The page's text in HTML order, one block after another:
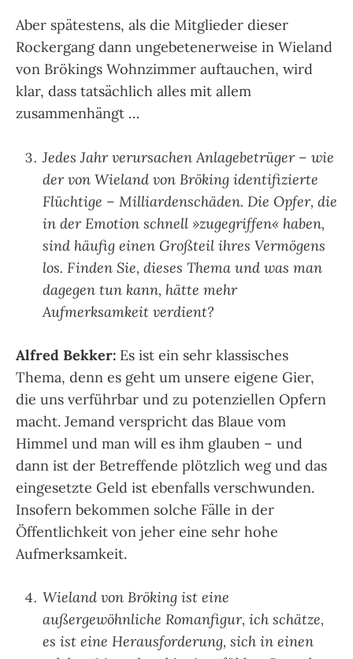
Aber spätestens, als die Mitglieder dieser
Rockergang dann ungebetenerweise in Wieland
von Brökings Wohnzimmer auftauchen, wird
klar, dass tatsächlich alles mit allem
zusammenhängt …
Jedes Jahr verursachen Anlagebetrüger – wie
der von Wieland von Bröking identifizierte
Flüchtige – Milliardenschäden. Die Opfer, die
in der Emotion schnell »zugegriffen« haben,
sind häufig einen Großteil ihres Vermögens
los. Finden Sie, dieses Thema und was man
dagegen tun kann, hätte mehr
Aufmerksamkeit verdient?
Alfred Bekker: Es ist ein sehr klassisches
Thema, denn es geht um unsere eigene Gier,
die uns verführbar und zu potenziellen Opfern
macht. Jemand verspricht das Blaue vom
Himmel und man will es ihm glauben – und
dann ist der Betreffende plötzlich weg und das
eingesetzte Geld ist ebenfalls verschwunden.
Insofern bekommen solche Fälle in der
Öffentlichkeit von jeher eine sehr hohe
Aufmerksamkeit.
Wieland von Bröking ist eine
außergewöhnliche Romanfigur, ich schätze,
es ist eine Herausforderung, sich in einen